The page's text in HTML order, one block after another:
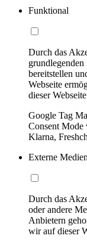
Funktional
Durch das
grundlegenden
bereitstellen
Webseite
dieser
Google Tag
Consent Mode
Klarna,
Externe
Durch das
oder andere
Anbietern
wir auf dieser